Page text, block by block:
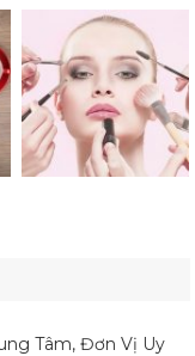
Tâm, Đơn Vị Uy